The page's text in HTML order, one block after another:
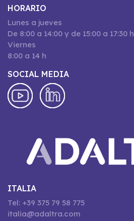
HORARIO
Lunes a jueves
De 8:00 a 14:00 y de 15:00 a 17:30 h
Viernes
8:00 a 14 h
SOCIAL MEDIA
ITALIA
Tel: +39 375 79 58 775
italia@adaltra.com